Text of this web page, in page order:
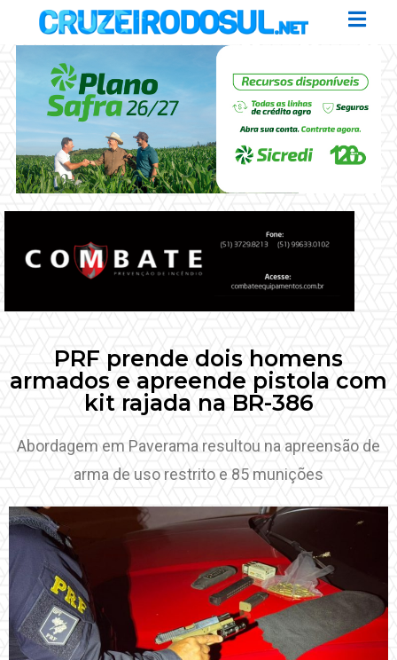
PRF prende dois homens
armados e apreende pistola com
kit rajada na BR-386
Abordagem em Paverama resultou na apreensão de
arma de uso restrito e 85 munições